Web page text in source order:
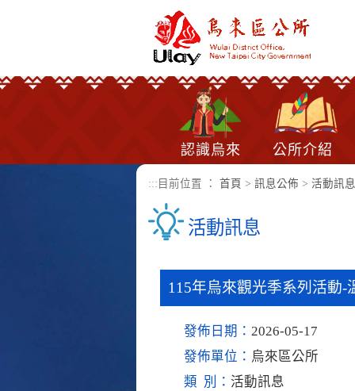
認識烏來 公所介紹
::: 目前位置 ： 首頁 > 訊息公佈 > 活動訊息
活動訊息
115年烏來觀光季系列活動
發佈日期： 2026-05-17
發佈單位： 烏來區公所
類 別： 活動訊息